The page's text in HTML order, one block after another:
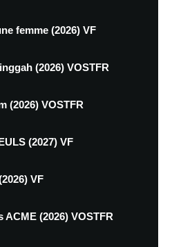
femme (2026) VF
(2026) VOSTFR
(2026) VOSTFR
(2027) VF
VF
(2026) VOSTFR